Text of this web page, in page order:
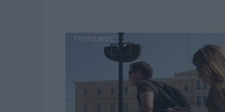
ΤΟΥΡΙΣΜΟΣ